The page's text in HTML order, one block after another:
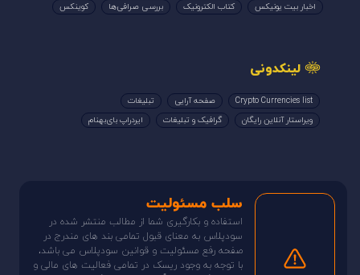
اخبار بیت یونیکس
کتاب الکترونیک بررسی صرافی‌ها کوینکس
لینکدونی
Crypto Currencies list صفحه آرایی
تبلیغات
ویراستار آنلاین رایگان
گرافیک و تبلیغات ایردراپ بای‌بهنام
سلب مسئولیت
استفاده و بکارگیری شما از مطالب منتشر شده در
سودپلاس به معنای قبول تمامی بند های مندرج در
صفحه رفع مسئولیت و قوانین سودپلاس می باشد،
با توجه به وجود ریسک در تمامی فعالیت های مالی و